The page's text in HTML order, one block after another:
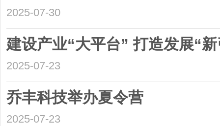
2025-07-30
建设产业“大平台” 打造发展“
2025-07-23
乔丰科技举办夏令营
2025-07-23